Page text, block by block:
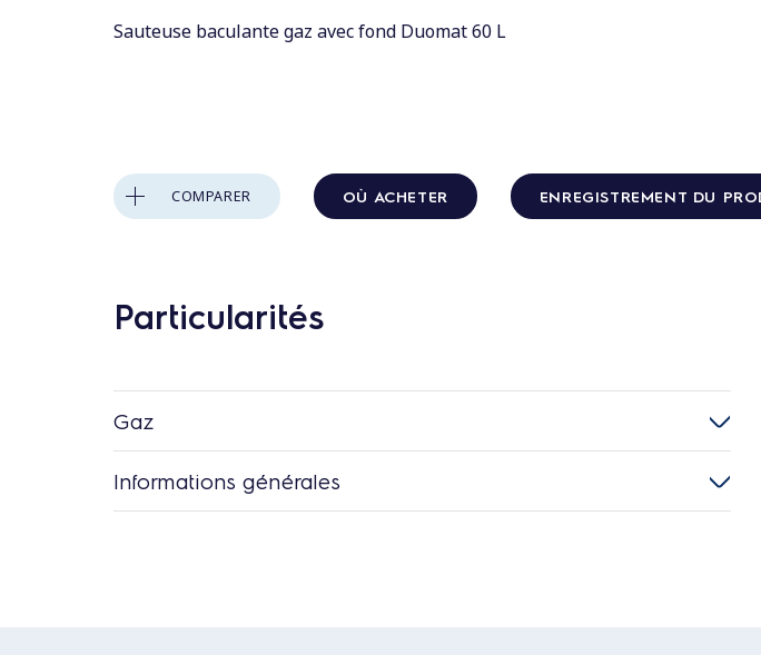
Sauteuse baculante gaz avec fond Duomat 60 L
COMPARER OÙ ACHETER ENREGISTREMENT DU
Particularités
Gaz
Informations générales